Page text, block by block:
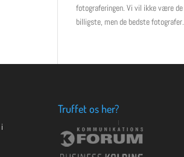
fotograferingen. Vi vil ikke være de
billigste, men de bedste fotografer.
Truffet os her?